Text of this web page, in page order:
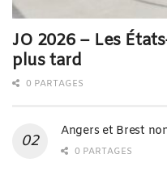
JO 2026 – Les
plus tard
0 PARTAGES
Angers et Brest
0 PARTAGES